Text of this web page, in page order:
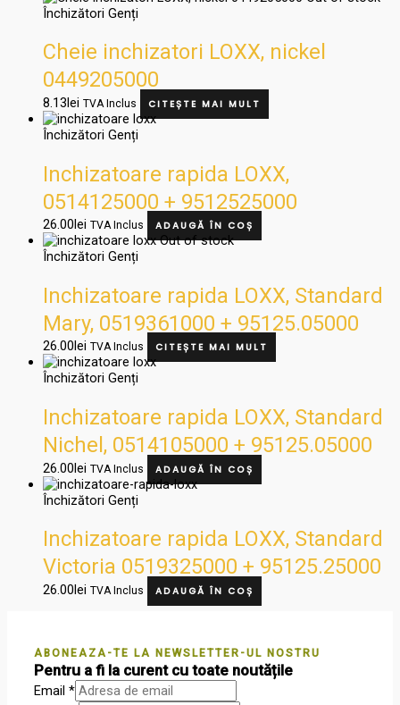
Închizători Genți
Cheie inchizatori LOXX, nickel
0449205000
8.13lei TVA Inclus CITEȘTE MAI MULT
Închizători Genți
Inchizatoare rapida LOXX,
0514125000 + 9512525000
26.00lei TVA Inclus ADAUGĂ ÎN COȘ
Out of stock
Închizători Genți
Inchizatoare rapida LOXX, Standard
Mary, 0519361000 + 95125.05000
26.00 lei TVA Inclus CITEȘTE MAI MULT
Închizători Genți
Inchizatoare rapida LOXX, Standard
Nichel, 0514105000 + 95125.05000
26.00lei TVA Inclus ADAUGĂ ÎN COȘ
Închizători Genți
Inchizatoare rapida LOXX, Standard
Victoria 0519325000 + 95125.25000
26.00lei TVA Inclus ADAUGĂ ÎN COȘ
ABONEAZA-TE LA NEWSLETTER-UL NOSTRU
Pentru a fi la curent cu toate noutățile
Email *